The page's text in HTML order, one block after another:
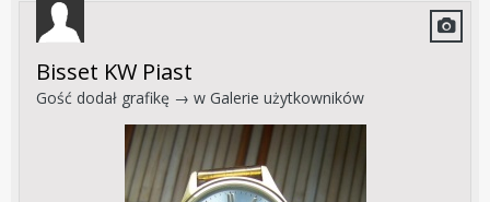
Bisset KW Piast
Gość dodał grafikę → w Galerie użytkowników